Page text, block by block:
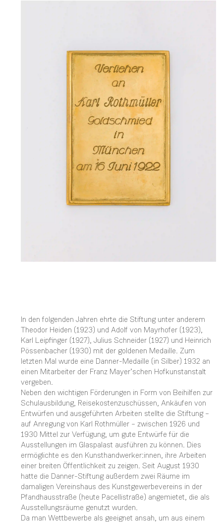
In den folgenden Jahren ehrte die Stiftung unter anderem
Theodor Heiden (1923) und Adolf von Mayrhofer (1923),
Karl Leipfinger (1927), Julius Schneider (1927) und Heinrich
Pössenbacher (1930) mit der goldenen Medaille. Zum
letzten Mal wurde eine Danner-Medaille (in Silber) 1932 an
einen Mitarbeiter der Franz Mayer’schen Hofkunstanstalt
vergeben.
Neben den wichtigen Förderungen in Form von Beihilfen zur
Schulausbildung, Reisekostenzuschüssen, Ankäufen von
Entwürfen und ausgeführten Arbeiten stellte die Stiftung –
auf Anregung von Karl Rothmüller – zwischen 1926 und
1930 Mittel zur Verfügung, um gute Entwürfe für die
Ausstellungen im Glaspalast ausführen zu können. Dies
ermöglichte es den Kunsthandwerker:innen, ihre Arbeiten
einer breiten Öffentlichkeit zu zeigen. Seit August 1930
hatte die Danner-Stiftung außerdem zwei Räume im
damaligen Vereinshaus des Kunstgewerbevereins in der
Pfandhausstraße (heute Pacellistraße) angemietet, die als
Ausstellungsräume genutzt wurden.
Da man Wettbewerbe als geeignet ansah, um aus einem